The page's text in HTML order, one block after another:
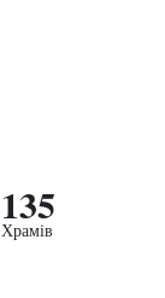
135
Храмів